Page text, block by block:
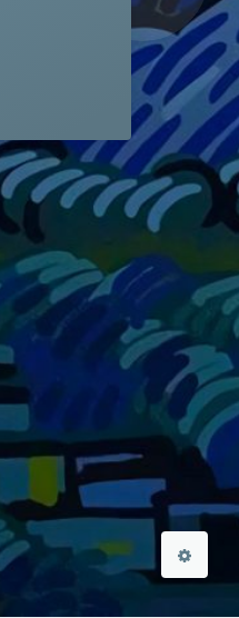
Serif Serif
阴影 深阴影
暗化